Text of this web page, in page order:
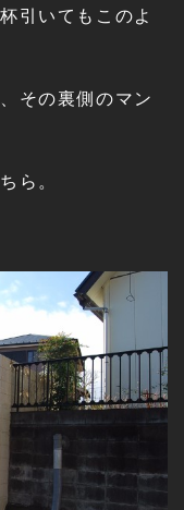
引いてもこのよ
その裏側のマン
ら。